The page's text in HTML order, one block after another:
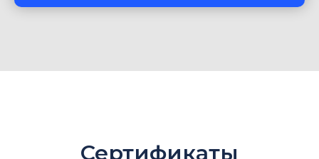
Сертификаты